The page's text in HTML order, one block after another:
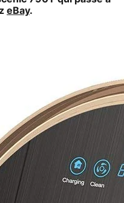
eBay.